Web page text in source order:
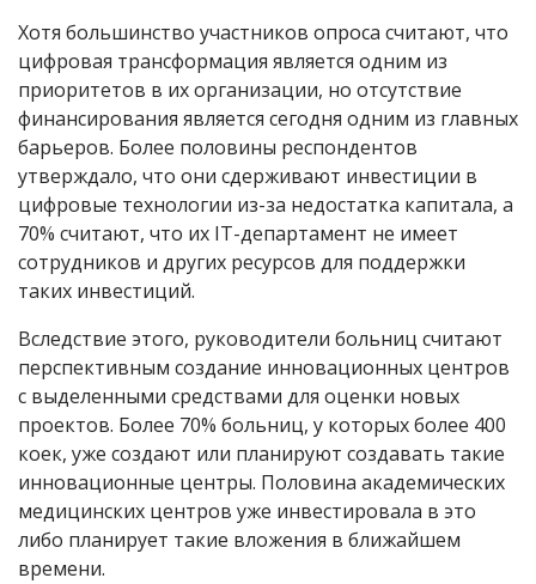
Хотя большинство участников опроса считают, что
цифровая трансформация является одним из
приоритетов в их организации, но отсутствие
финансирования является сегодня одним из главных
барьеров. Более половины респондентов
утверждало, что они сдерживают инвестиции в
цифровые технологии из-за недостатка капитала, а
70% считают, что их IT-департамент не имеет
сотрудников и других ресурсов для поддержки
таких инвестиций.
Вследствие этого, руководители больниц считают
перспективным создание инновационных центров
с выделенными средствами для оценки новых
проектов. Более 70% больниц, у которых более 400
коек, уже создают или планируют создавать такие
инновационные центры. Половина академических
медицинских центров уже инвестировала в это
либо планирует такие вложения в ближайшем
времени.